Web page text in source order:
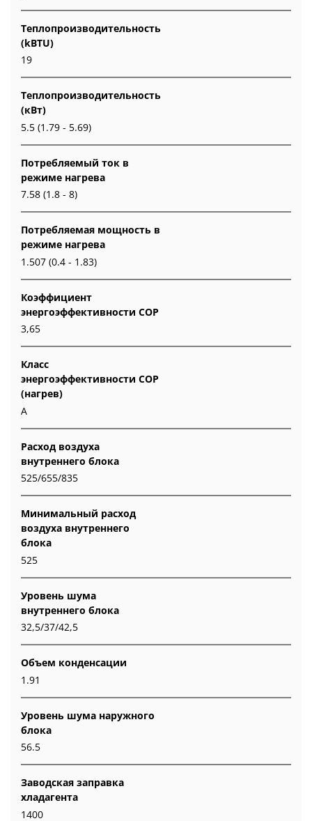
Теплопроизводительность
(kBTU)
19
Теплопроизводительность
(кВт)
5.5 (1.79 - 5.69)
Потребляемый ток в
режиме нагрева
7.58 (1.8 - 8)
Потребляемая мощность в
режиме нагрева
1.507 (0.4 - 1.83)
Коэффициент
энергоэффективности COP
3,65
Класс
энергоэффективности COP
(нагрев)
A
Расход воздуха
внутреннего блока
525/655/835
Минимальный расход
воздуха внутреннего
блока
525
Уровень шума
внутреннего блока
32,5/37/42,5
Объем конденсации
1.91
Уровень шума наружного
блока
56.5
Заводская заправка
хладагента
1400